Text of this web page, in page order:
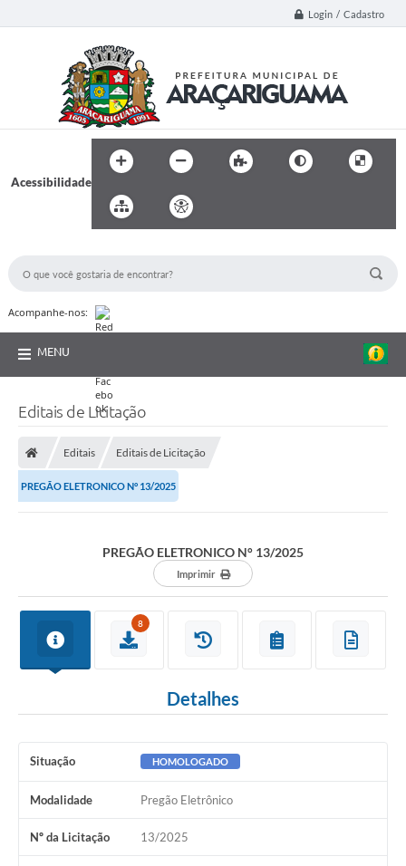
Login / Cadastro
Acessibilidade
Acompanhe-nos:
MENU
Editais de Licitação
Editais Editais de Licitação
PREGÃO ELETRONICO N° 13/2025
PREGÃO ELETRONICO N° 13/2025
Imprimir
8
Detalhes
Situação HOMOLOGADO
Modalidade Pregão Eletrônico
Nº da Licitação 13/2025